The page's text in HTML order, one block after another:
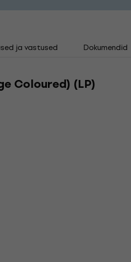
ja vastused Dokumendid
Coloured) (LP)